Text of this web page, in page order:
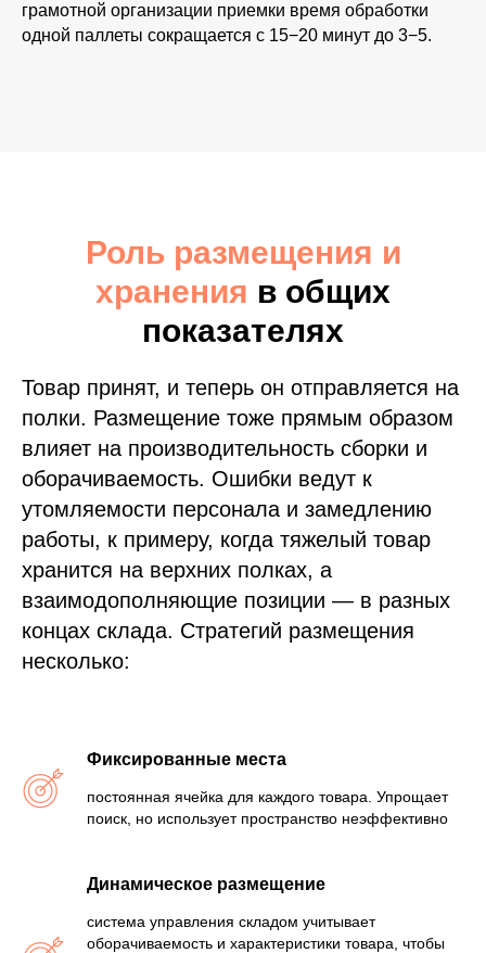
грамотной организации приемки время обработки
одной паллеты сокращается с 15−20 минут до 3−5.
Роль размещения и
хранения в общих
показателях
Товар принят, и теперь он отправляется на
полки. Размещение тоже прямым образом
влияет на производительность сборки и
оборачиваемость. Ошибки ведут к
утомляемости персонала и замедлению
работы, к примеру, когда тяжелый товар
хранится на верхних полках, а
взаимодополняющие позиции — в разных
концах склада. Стратегий размещения
несколько:
Фиксированные места
постоянная ячейка для каждого товара. Упрощает
поиск, но использует пространство неэффективно
Динамическое размещение
система управления складом учитывает
оборачиваемость и характеристики товара, чтобы